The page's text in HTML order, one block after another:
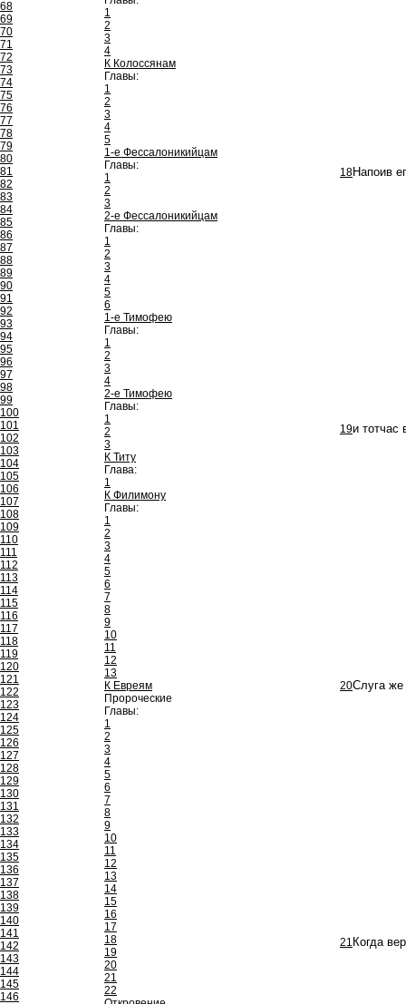
68
69
70
71
72
73
74
75
76
77
78
79
80
81
82
83
84
85
86
87
88
89
90
91
92
93
94
95
96
97
98
99
100
101
102
103
104
105
106
107
108
109
110
111
112
113
114
115
116
117
118
119
120
121
122
123
124
125
126
127
128
129
130
131
132
133
134
135
136
137
138
139
140
141
142
143
144
145
146
1
2
3
4
К Колоссянам
Главы:
1
2
3
4
5
1-е Фессалоникийцам
Главы:
1
2
3
2-е Фессалоникийцам
Главы:
1
2
3
4
5
6
1-е Тимофею
Главы:
1
2
3
4
2-е Тимофею
Главы:
1
2
3
К Титу
Глава:
1
К Филимону
Главы:
1
2
3
4
5
6
7
8
9
10
11
12
13
К Евреям
Пророческие
Главы:
1
2
3
4
5
6
7
8
9
10
11
12
13
14
15
16
17
18
19
20
21
22
18Напоив
19и тотчас
20Слуга же
21 Когда